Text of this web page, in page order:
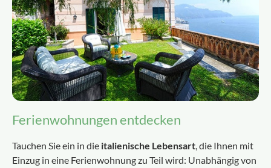
Ferienwohnungen entdecken
Tauchen Sie ein in die italienische Lebensart, die Ihnen mit
Einzug in eine Ferienwohnung zu Teil wird: Unabhängig von